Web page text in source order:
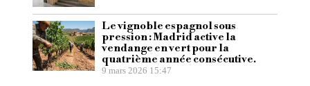
Le vignoble espagnol sous
pression : Madrid active la
vendange en vert pour la
quatrième année consécutive.
9 mars 2026 15:47